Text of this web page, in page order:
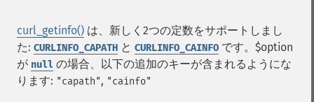
curl_getinfo() は、新しく2つの定数をサポートしまし
た: CURLINFO_CAPATH と CURLINFO_CAINFO です。$option
が null の場合、以下の追加のキーが含まれるようにな
ります: "capath", "cainfo"